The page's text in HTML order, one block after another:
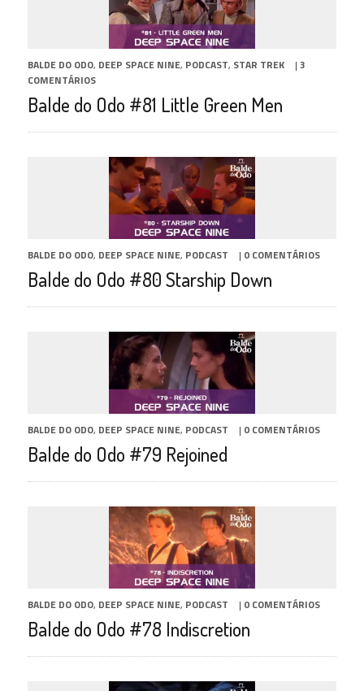
BALDE DO ODO, DEEP SPACE NINE, PODCAST, STAR TREK | 3
COMENTÁRIOS
Balde do Odo #81 Little Green Men
BALDE DO ODO, DEEP SPACE NINE, PODCAST | 0 COMENTÁRIOS
Balde do Odo #80 Starship Down
BALDE DO ODO, DEEP SPACE NINE, PODCAST | 0 COMENTÁRIOS
Balde do Odo #79 Rejoined
BALDE DO ODO, DEEP SPACE NINE, PODCAST | 0 COMENTÁRIOS
Balde do Odo #78 Indiscretion